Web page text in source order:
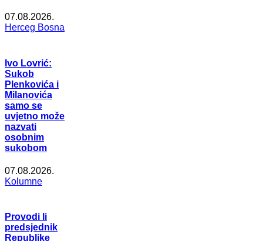
07.08.2026.
Herceg Bosna
Ivo Lovrić:
Sukob
Plenkovića i
Milanovića
samo se
uvjetno može
nazvati
osobnim
sukobom
07.08.2026.
Kolumne
Provodi li
predsjednik
Republike